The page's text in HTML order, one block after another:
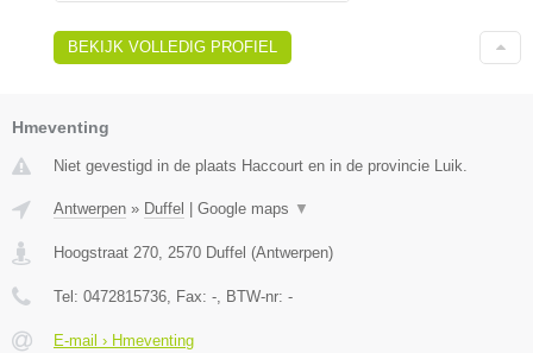
BEKIJK VOLLEDIG PROFIEL
Hmeventing
Niet gevestigd in de plaats Haccourt en in de provincie Luik.
Antwerpen » Duffel Google maps ▼
Hoogstraat 270, 2570 Duffel (Antwerpen)
Tel: 0472815736, Fax: -, BTW-nr: -
E-mail › Hmeventing